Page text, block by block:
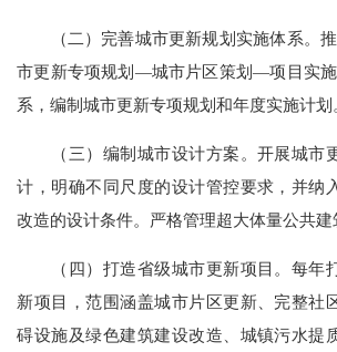
（二）完善城市更新规划实施体系。推
市更新专项规划—城市片区策划—项目实
系，编制城市更新专项规划和年度实施计划
（三）编制城市设计方案。开展城市
计，明确不同尺度的设计管控要求，并纳
改造的设计条件。严格管理超大体量公共建
（四）打造省级城市更新项目。每年
新项目，范围涵盖城市片区更新、完整社
碍设施及绿色建筑建设改造、城镇污水提